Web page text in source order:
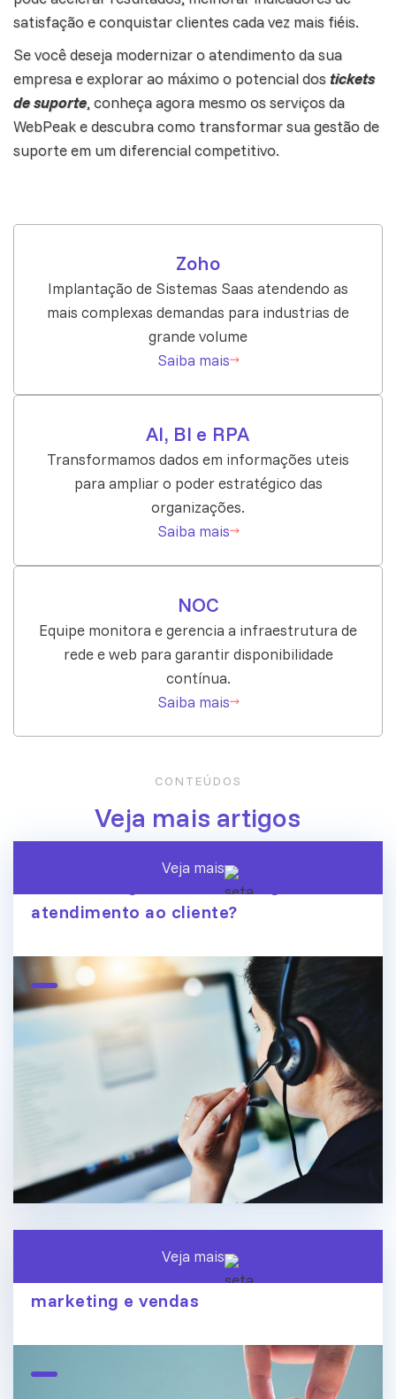
satisfação e conquistar clientes cada vez mais fiéis.
Se você deseja modernizar o atendimento da sua
empresa e explorar ao máximo o potencial dos tickets
de suporte, conheça agora mesmo os serviços da
WebPeake descubra como transformar sua gestão de
suporte em um diferencial competitivo.
Zoho
Implantação de Sistemas Saas atendendo as
mais complexas demandas para industrias de
grande volume
Saiba mais
AI, BI e RPA
Transformamos dados em informações uteis
para ampliar o poder estratégico das
organizações.
Saiba mais
NOC
Equipe monitora e gerencia a infraestrutura de
rede e web para garantir disponibilidade
contínua.
Saiba mais
CONTEÚDOS
Veja mais artigos
A era dos agentes de IA chegou ao
atendimento ao cliente?
Veja mais
O fim dos silos de dados: conecte
marketing e vendas
Veja mais